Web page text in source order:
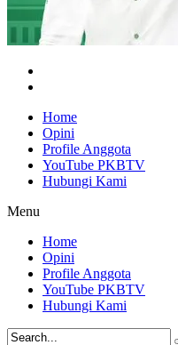
Home
Opini
Profile Anggota
YouTube PKBTV
Hubungi Kami
Menu
Home
Opini
Profile Anggota
YouTube PKBTV
Hubungi Kami